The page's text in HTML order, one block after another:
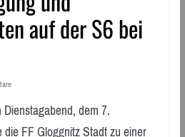
auf der S6 bei
dem 7.
FF Gloggnitz Stadt zu einer